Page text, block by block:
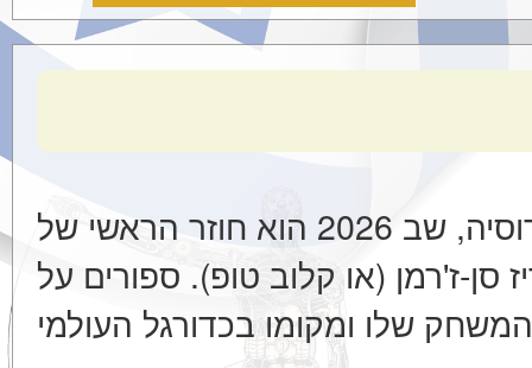
מתיי סאפונוב — חוזר ברוסיה, שב 2026 הוא חוזר הראשי של
סן-ז'רמן (או קלוב טופ). ספורים על